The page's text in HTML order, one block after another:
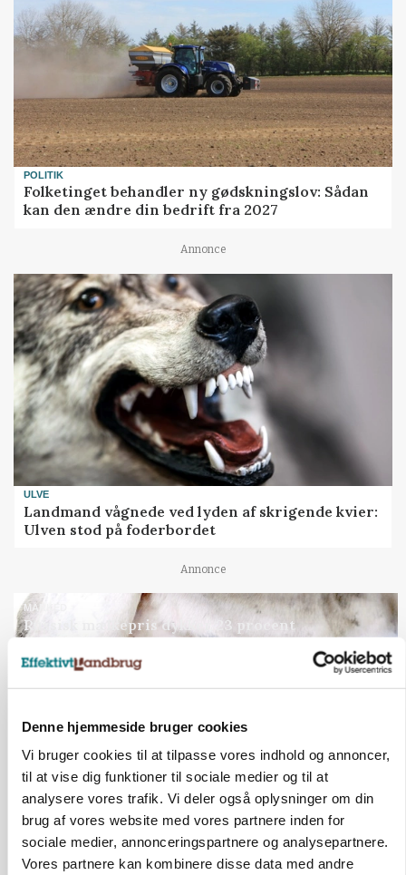
Denne hjemmeside bruger cookies
Vi bruger cookies til at tilpasse vores indhold og annoncer,
til at vise dig funktioner til sociale medier og til at
analysere vores trafik. Vi deler også oplysninger om din
brug af vores website med vores partnere inden for
sociale medier, annonceringspartnere og analysepartnere.
Vores partnere kan kombinere disse data med andre
POLITIK
Folketinget behandler ny gødskningslov: Sådan
kan den ændre din bedrift fra 2027
Annonce
ULVE
Landmand vågnede ved lyden af skrigende kvier:
Ulven stod på foderbordet
Annonce
MARKED
Russisk mælkepris dykker 23 procent
Loading...
Jobs
i samarbejde med
76ledige stillinger
Opret agent
Se alle jobs